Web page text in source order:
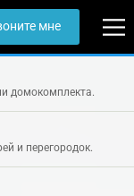
мне
домокомплекта.
и перегородок.